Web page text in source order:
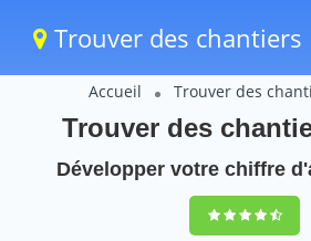
Trouver des chantiers
Accueil Trouver des
Trouver des
Développer votre chiffre